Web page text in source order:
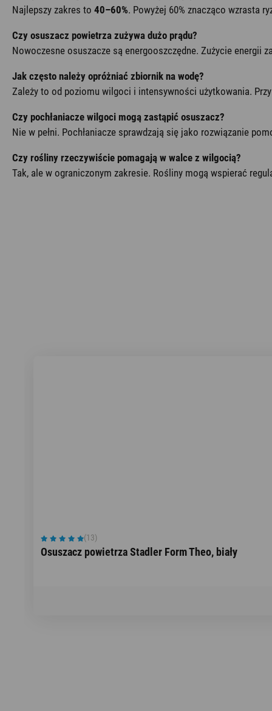
Najlepszy zakres to 40–60%. Powyżej 60% znacząco wzrasta
Czy osuszacz powietrza zużywa dużo prądu?
Nowoczesne osuszacze są energooszczędne. Zużycie energii
Jak często należy opróżniać zbiornik na wodę?
Zależy to od poziomu wilgoci i intensywności użytkowania.
Czy pochłaniacze wilgoci mogą zastąpić osuszacz?
Nie w pełni. Pochłaniacze sprawdzają się jako rozwiązanie
Czy rośliny rzeczywiście pomagają w walce z wilgocią?
Tak, ale w ograniczonym zakresie. Rośliny mogą wspierać
(13)
Osuszacz powietrza Stadler Form Theo, biały